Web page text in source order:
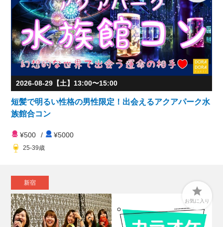
2026-08-29【土】13:00〜15:00
短髪で明るい性格の男性限定！出会えるアクアパーク水
族館合コン
¥500 / ¥5000
25-39歳
新宿

お気に入り